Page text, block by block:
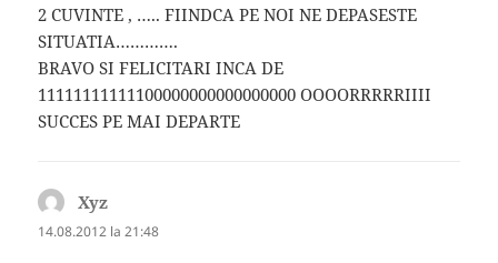
2 CUVINTE , ….. FIINDCA PE NOI NE DEPASESTE
SITUATIA………….
BRAVO SI FELICITARI INCA DE
11111111111100000000000000000 OOOORRRRRIIII
SUCCES PE MAI DEPARTE
Xyz
14.08.2012 la 21:48